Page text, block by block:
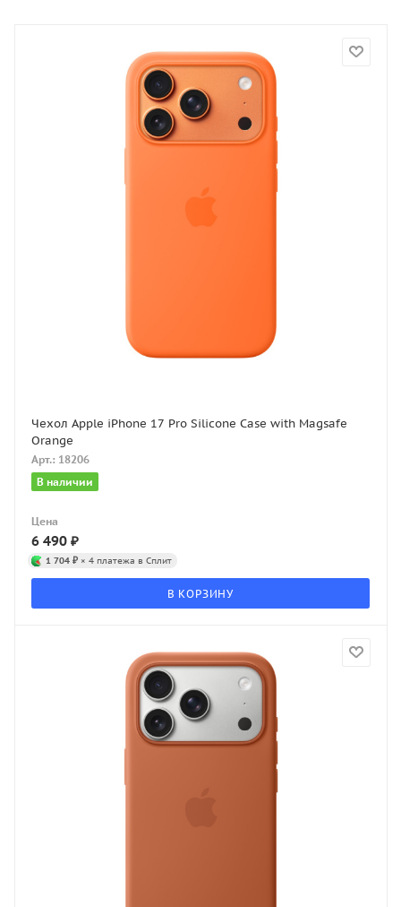
Чехол Apple iPhone 17 Pro Silicone Case with Magsafe
Orange
Арт.: 18206
В наличии
Цена
6 490 ₽
1 704 ₽ × 4 платежа в Сплит
В КОРЗИНУ